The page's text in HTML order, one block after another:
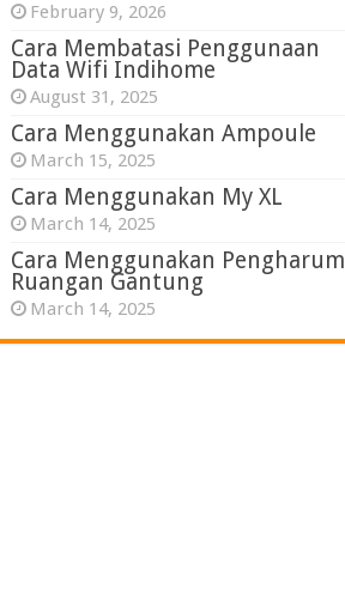
February 9, 2026
Cara Membatasi Penggunaan
Data Wifi Indihome
August 31, 2025
Cara Menggunakan Ampoule
March 15, 2025
Cara Menggunakan My XL
March 14, 2025
Cara Menggunakan Pengharum
Ruangan Gantung
March 14, 2025